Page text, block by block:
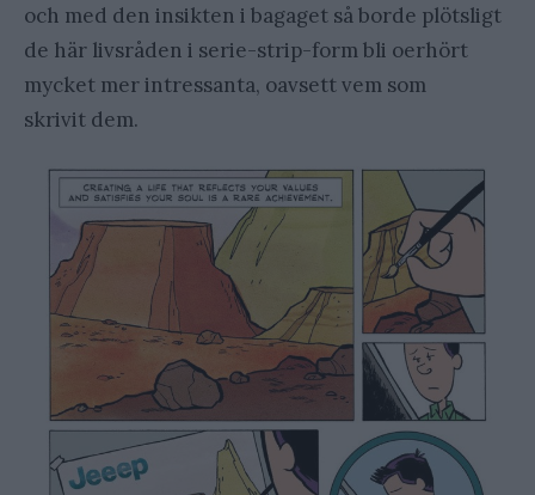
och med den insikten i bagaget så borde plötsligt
de här livsråden i serie-strip-form bli oerhört
mycket mer intressanta, oavsett vem som
skrivit dem.